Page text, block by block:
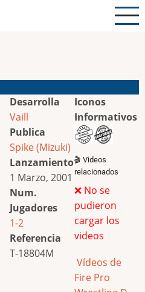
Desarrolla
Vaill
Publica
Spike (Mizuki)
Lanzamiento
1 Marzo, 2001
Num.
Jugadores
1-2
Referencia
T-18804M
Iconos
Informativos
🎬 Videos
relacionados
❌ No se
pudieron
cargar los
videos
Vídeos de
Fire Pro